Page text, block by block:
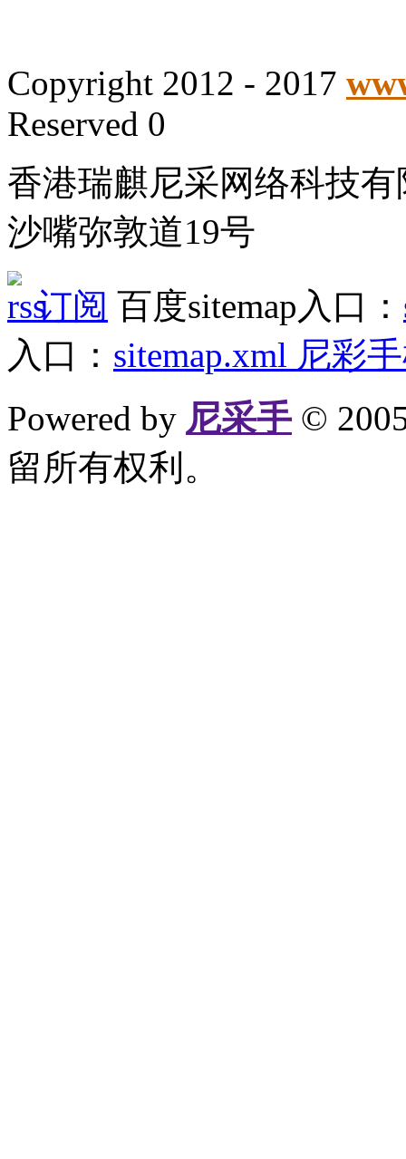
Copyright 2012 - 2017
Reserved 0
香港瑞麒尼采网络科技
沙嘴弥敦道19号
订阅 百度sitemap入口：
入口： sitemap.xml 尼彩
Powered by 尼采手©
留所有权利。